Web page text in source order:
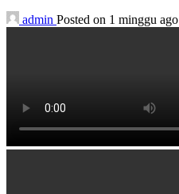
admin Posted on 1 minggu ago